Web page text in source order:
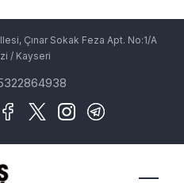
Çınar Sokak Feza Apt. No:1/A
/ Kayseri